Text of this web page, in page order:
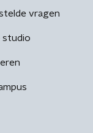
vragen
studio